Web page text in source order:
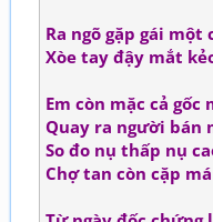
Ra ngõ gặp gái một
Xòe tay đậy mắt
Em còn mặc cả gốc
Quay ra người bán
So đo nụ thấp nụ
Chợ tan còn cặp